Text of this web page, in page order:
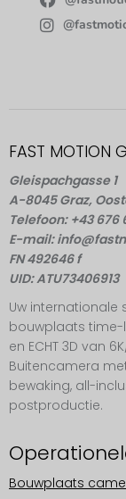
FAST MOTION
Gleispachgasse 1
A-8045 Graz,
Telefoon: +43 676
E-mail:
FN 492646 f
UID: ATU73406913
Uw
bouwplaats
en ECHT 3D van
Buitencamera
bewaking, all-
postproductie.
Bouwplaats